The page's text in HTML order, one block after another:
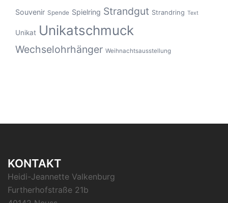
Souvenir Spende Spielring Strandgut Strandring Text
Unikat Unikatschmuck
Wechselohrhänger Weihnachtsausstellung
KONTAKT
Heidi-Jeannette Valkenburg
Furtherhofstraße 21b